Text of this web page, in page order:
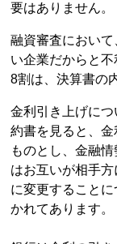
要はありません。
融資審査におい
い企業だからと
8割は、決算書の
金利引き上げに
約書を見ると、
ものとし、金融
はお互いが相手
に変更すること
かれてあります。